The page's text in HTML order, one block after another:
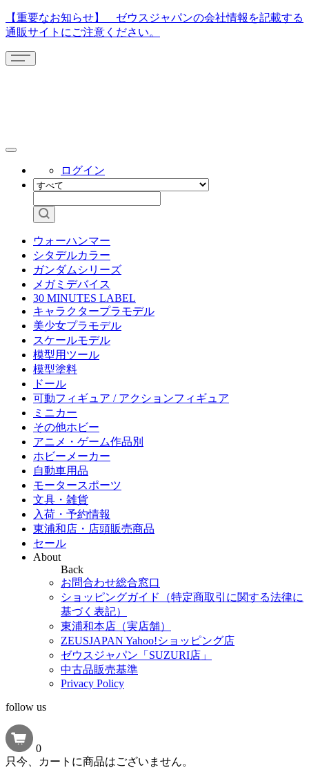
【重要なお知らせ】 ゼウスジャパンの会社情報を記載する
通販サイトにご注意ください。
ログイン
ウォーハンマー
シタデルカラー
ガンダムシリーズ
メガミデバイス
30 MINUTES LABEL
キャラクタープラモデル
美少女プラモデル
スケールモデル
模型用ツール
模型塗料
ドール
可動フィギュア / アクションフィギュア
ミニカー
その他ホビー
アニメ・ゲーム作品別
ホビーメーカー
自動車用品
モータースポーツ
文具・雑貨
入荷・予約情報
東浦和店・店頭販売商品
セール
About
Back
お問合わせ総合窓口
ショッピングガイド（特定商取引に関する法律に
基づく表記）
東浦和本店（実店舗）
ZEUSJAPAN Yahoo!ショッピング店
ゼウスジャパン「SUZURI店」
中古品販売基準
Privacy Policy
follow us
0
只今、カートに商品はございません。